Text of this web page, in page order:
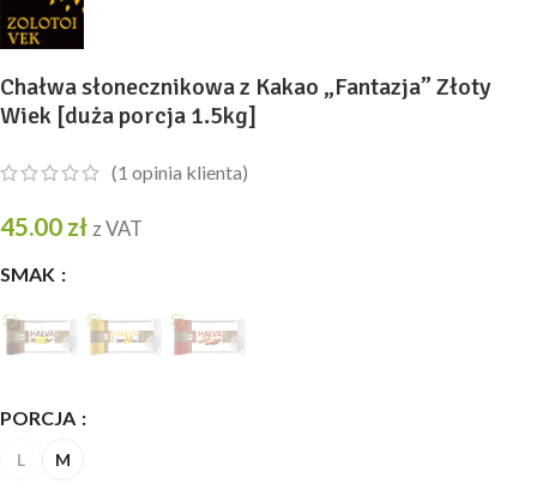
Chałwa słonecznikowa z Kakao „Fantazja” Złoty
Wiek [duża porcja 1.5kg]
(1 opinia klienta)
45.00 zł z VAT
SMAK
PORCJA
L M